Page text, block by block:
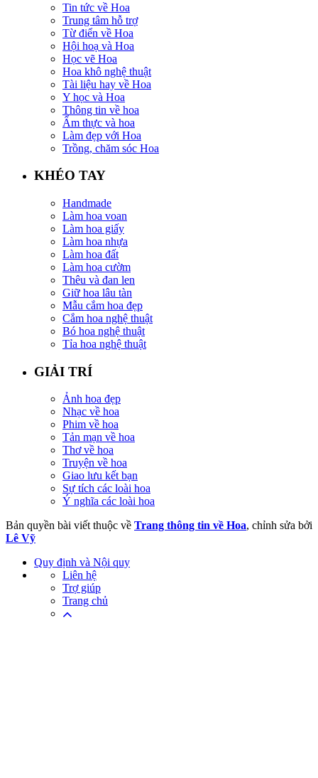
Tin tức về Hoa
Trung tâm hỗ trợ
Từ điển về Hoa
Hội hoạ và Hoa
Học vẽ Hoa
Hoa khô nghệ thuật
Tài liệu hay về Hoa
Y học và Hoa
Thông tin về hoa
Ẩm thực và hoa
Làm đẹp với Hoa
Trồng, chăm sóc Hoa
KHÉO TAY
Handmade
Làm hoa voan
Làm hoa giấy
Làm hoa nhựa
Làm hoa đất
Làm hoa cườm
Thêu và đan len
Giữ hoa lâu tàn
Mẫu cắm hoa đẹp
Cắm hoa nghệ thuật
Bó hoa nghệ thuật
Tỉa hoa nghệ thuật
GIẢI TRÍ
Ảnh hoa đẹp
Nhạc về hoa
Phim về hoa
Tản mạn về hoa
Thơ về hoa
Truyện về hoa
Giao lưu kết bạn
Sự tích các loài hoa
Ý nghĩa các loài hoa
Bản quyền bài viết thuộc về Trang thông tin về Hoa, chỉnh sửa bởi
Lê Vỹ
Quy định và Nội quy
Liên hệ
Trợ giúp
Trang chủ